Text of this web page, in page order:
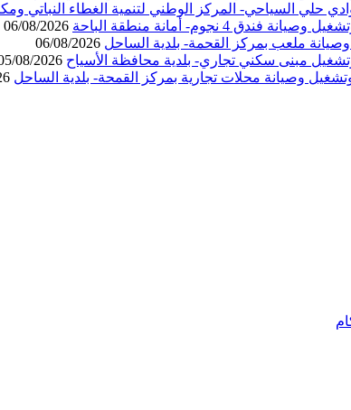
حلي السياحي- المركز الوطني لتنمية الغطاء النباتي
4 نجوم- أمانة منطقة الباحة
06/08/2026
ملعب بمركز القحمة- بلدية الساحل 06/08/2026
مبنى سكني تجاري- بلدية محافظة الأسياح 08/2026
وصيانة محلات تجارية بمركز القمحة- بلدية الساحل